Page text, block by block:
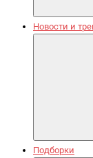
Новости и
Подборки